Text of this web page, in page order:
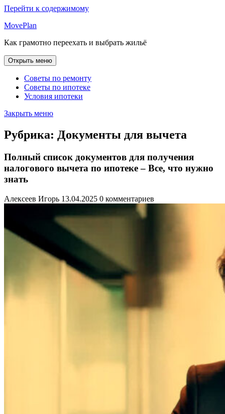
Перейти к содержимому
MovePlan
Как грамотно переехать и выбрать жильё
Открыть меню
Советы по ремонту
Советы по ипотеке
Условия ипотеки
Закрыть меню
Рубрика: Документы для вычета
Полный список документов для получения
налогового вычета по ипотеке – Все, что нужно
знать
Алексеев Игорь 13.04.2025 0 комментариев